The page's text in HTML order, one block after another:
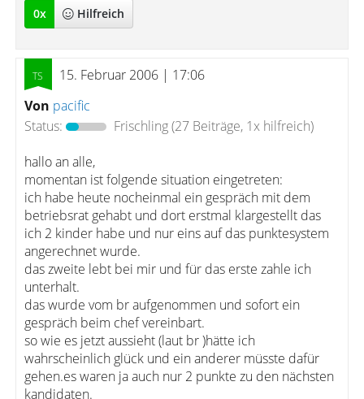
0x Hilfreich
15. Februar 2006 | 17:06
Von pacific
Status:
Frischling(27 Beiträge, 1x hilfreich)
hallo an alle,
momentan ist folgende situation eingetreten:
ich habe heute nocheinmal ein gespräch mit dem
betriebsrat gehabt und dort erstmal klargestellt das
ich 2 kinder habe und nur eins auf das punktesystem
angerechnet wurde.
das zweite lebt bei mir und für das erste zahle ich
unterhalt.
das wurde vom br aufgenommen und sofort ein
gespräch beim chef vereinbart.
so wie es jetzt aussieht (laut br )hätte ich
wahrscheinlich glück und ein anderer müsste dafür
gehen.es waren ja auch nur 2 punkte zu den nächsten
kandidaten.